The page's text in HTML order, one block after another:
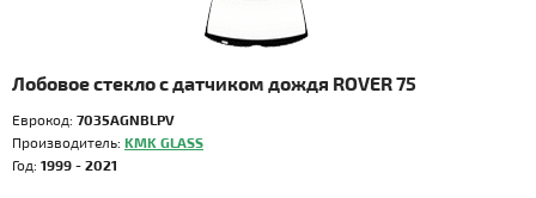
Лобовое стекло с датчиком дождя ROVER 75
Еврокод: 7035AGNBLPV
Производитель: KMK GLASS
Год: 1999 - 2021